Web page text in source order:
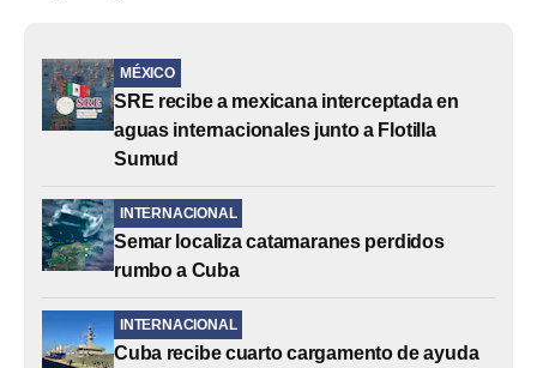
MÉXICO
SRE recibe a mexicana interceptada en
aguas internacionales junto a Flotilla
Sumud
INTERNACIONAL
Semar localiza catamaranes perdidos
rumbo a Cuba
INTERNACIONAL
Cuba recibe cuarto cargamento de ayuda